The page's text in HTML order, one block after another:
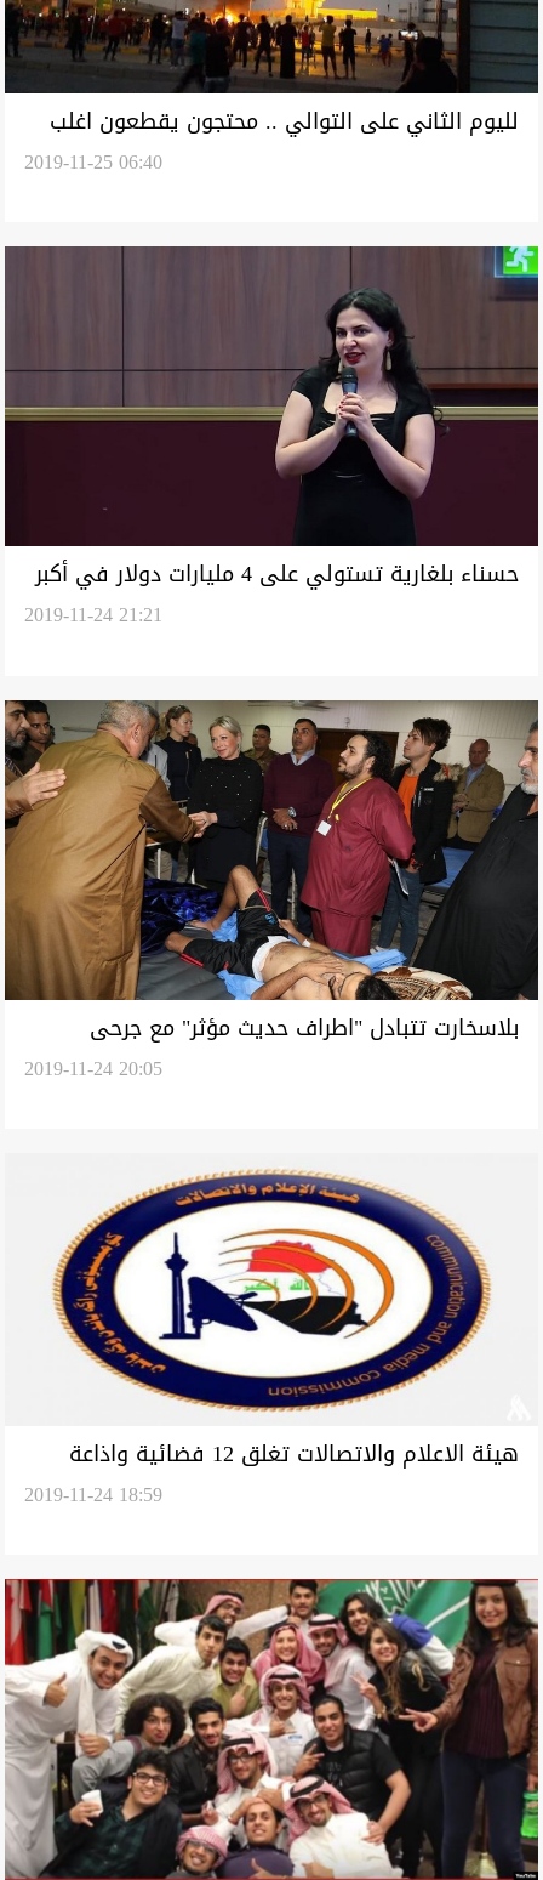
لليوم الثاني على التوالي .. محتجون يقطعون اغلب
2019-11-25 06:40
حسناء بلغارية تستولي على 4 مليارات دولار في أكبر
2019-11-24 21:21
بلاسخارت تتبادل "اطراف حديث مؤثر" مع جرحى
2019-11-24 20:05
هيئة الاعلام والاتصالات تغلق 12 فضائية واذاعة
2019-11-24 18:59